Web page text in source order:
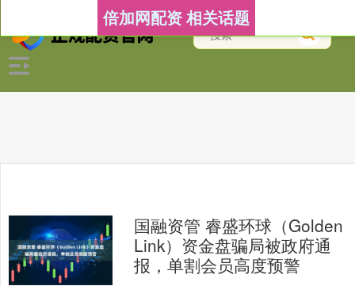
倍加网配资 相关话题
国融资管 睿盛环球（Golden
Link）资金盘骗局被政府通
报，单割会员高度预警